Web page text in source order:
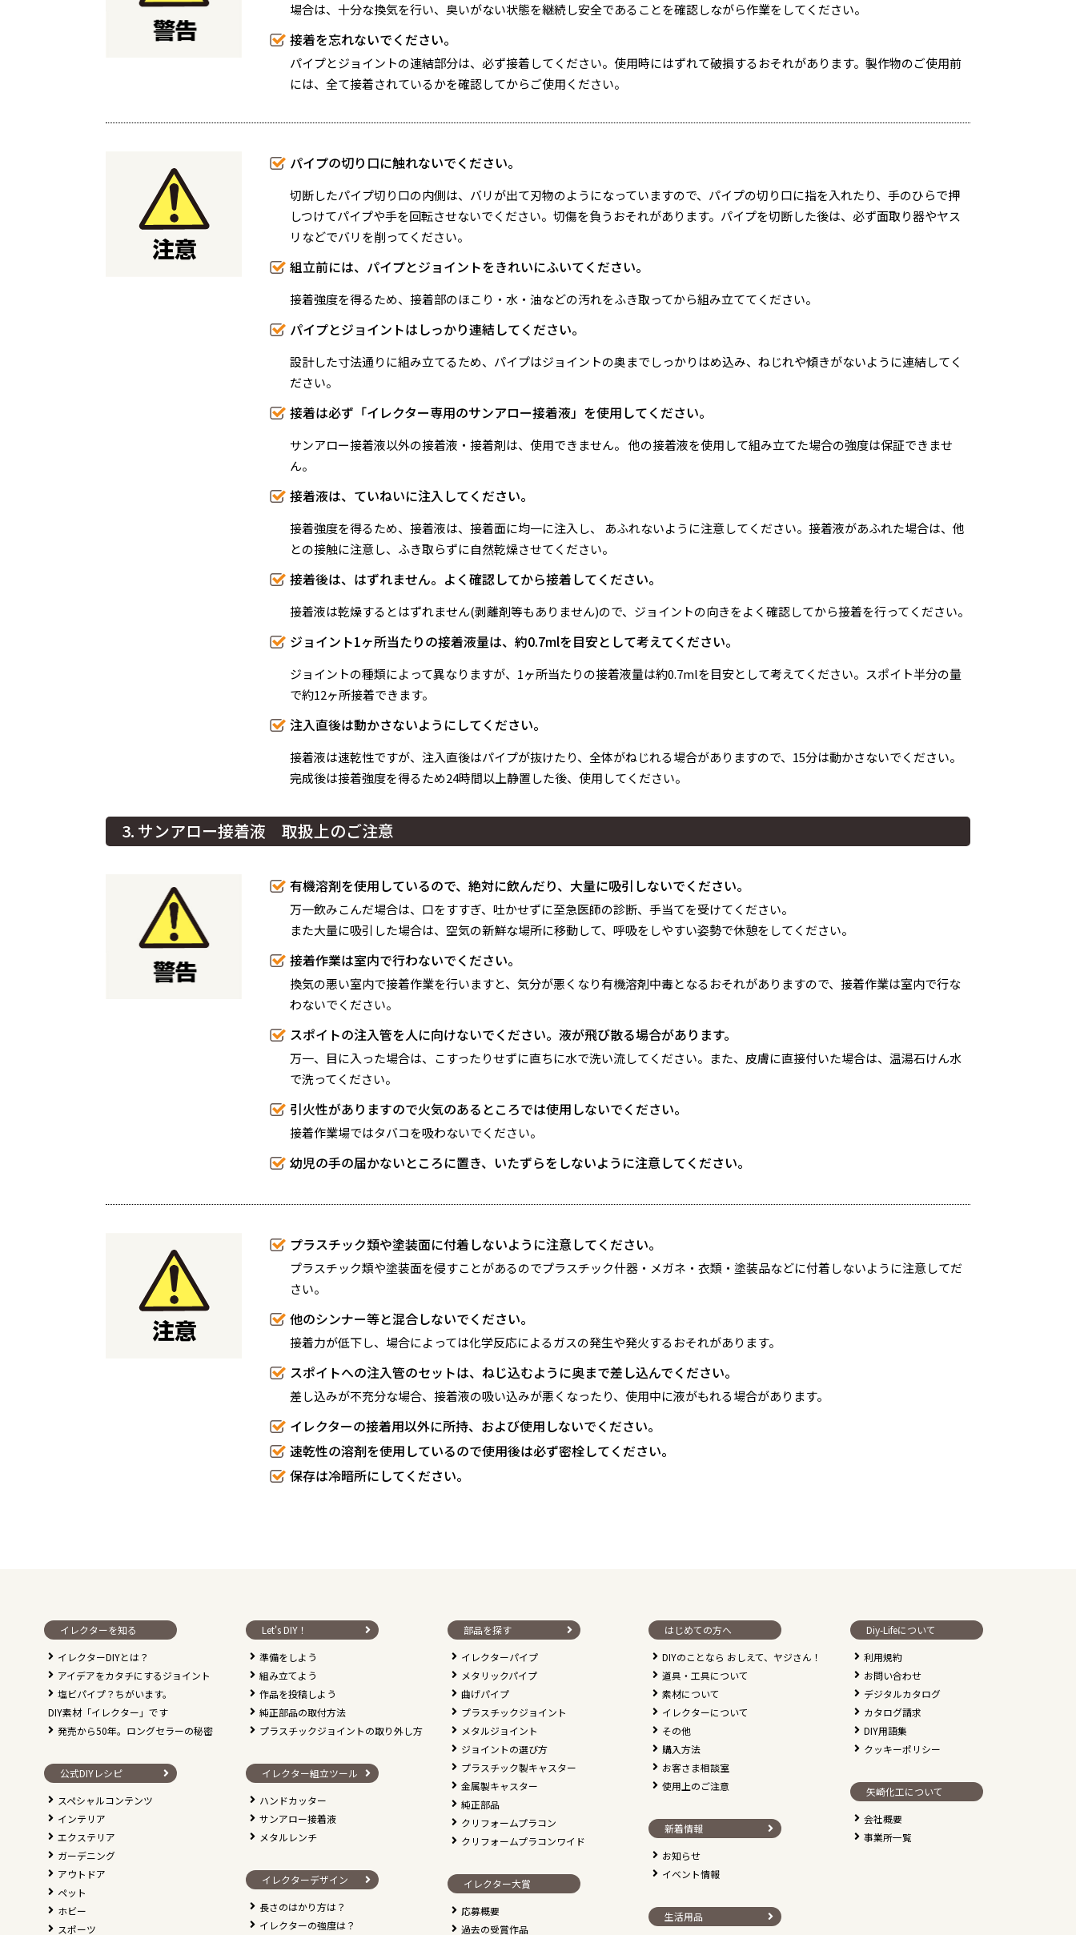
場合は、十分な換気を行い、臭いがない状態を継続し安全であることを確認しながら作業をしてください。
接着を忘れないでください。
パイプとジョイントの連結部分は、必ず接着してください。使用時にはずれて破損するおそれがあります。製作物のご使用前
には、全て接着されているかを確認してからご使用ください。
パイプの切り口に触れないでください。
切断したパイプ切り口の内側は、バリが出て刃物のようになっていますので、パイプの切り口に指を入れたり、手のひらで押
しつけてパイプや手を回転させないでください。切傷を負うおそれがあります。パイプを切断した後は、必ず面取り器やヤス
リなどでバリを削ってください。
組立前には、パイプとジョイントをきれいにふいてください。
接着強度を得るため、接着部のほこり・水・油などの汚れをふき取ってから組み立ててください。
パイプとジョイントはしっかり連結してください。
設計した寸法通りに組み立てるため、パイプはジョイントの奥までしっかりはめ込み、ねじれや傾きがないように連結してく
ださい。
接着は必ず「イレクター専用のサンアロー接着液」を使用してください。
サンアロー接着液以外の接着液・接着剤は、使用できません。 他の接着液を使用して組み立てた場合の強度は保証できませ
ん。
接着液は、ていねいに注入してください。
接着強度を得るため、接着液は、接着面に均一に注入し、 あふれないように注意してください。接着液があふれた場合は、他
との接触に注意し、ふき取らずに自然乾燥させてください。
接着後は、はずれません。よく確認してから接着してください。
接着液は乾燥するとはずれません(剥離剤等もありません)ので、ジョイントの向きをよく確認してから接着を行ってください。
ジョイント1ヶ所当たりの接着液量は、約0.7mlを目安として考えてください。
ジョイントの種類によって異なりますが、1ヶ所当たりの接着液量は約0.7mlを目安として考えてください。スポイト半分の量
で約12ヶ所接着できます。
注入直後は動かさないようにしてください。
接着液は速乾性ですが、注入直後はパイプが抜けたり、全体がねじれる場合がありますので、15分は動かさないでください。
完成後は接着強度を得るため24時間以上静置した後、使用してください。
3. サンアロー接着液 取扱上のご注意
有機溶剤を使用しているので、絶対に飲んだり、大量に吸引しないでください。
万一飲みこんだ場合は、口をすすぎ、吐かせずに至急医師の診断、手当てを受けてください。
また大量に吸引した場合は、空気の新鮮な場所に移動して、呼吸をしやすい姿勢で休憩をしてください。
接着作業は室内で行わないでください。
換気の悪い室内で接着作業を行いますと、気分が悪くなり有機溶剤中毒となるおそれがありますので、接着作業は室内で行な
わないでください。
スポイトの注入管を人に向けないでください。液が飛び散る場合があります。
万一、目に入った場合は、こすったりせずに直ちに水で洗い流してください。また、皮膚に直接付いた場合は、温湯石けん水
で洗ってください。
引火性がありますので火気のあるところでは使用しないでください。
接着作業場ではタバコを吸わないでください。
幼児の手の届かないところに置き、いたずらをしないように注意してください。
プラスチック類や塗装面に付着しないように注意してください。
プラスチック類や塗装面を侵すことがあるのでプラスチック什器・メガネ・衣類・塗装品などに付着しないように注意してだ
さい。
他のシンナー等と混合しないでください。
接着力が低下し、場合によっては化学反応によるガスの発生や発火するおそれがあります。
スポイトへの注入管のセットは、ねじ込むように奥まで差し込んでください。
差し込みが不充分な場合、接着液の吸い込みが悪くなったり、使用中に液がもれる場合があります。
イレクターの接着用以外に所持、および使用しないでください。
速乾性の溶剤を使用しているので使用後は必ず密栓してください。
保存は冷暗所にしてください。
イレクターを知る
イレクターDIYとは？
アイデアをカタチにするジョイント
塩ビパイプ？ちがいます。
DIY素材「イレクター」です
発売から50年。ロングセラーの秘密
公式DIYレシピ
スペシャルコンテンツ
インテリア
エクステリア
ガーデニング
アウトドア
ペット
ホビー
スポーツ
Let's DIY！
準備をしよう
組み立てよう
作品を投稿しよう
純正部品の取付方法
プラスチックジョイントの取り外し方
イレクター組立ツール
ハンドカッター
サンアロー接着液
メタルレンチ
イレクターデザイン
長さのはかり方は？
イレクターの強度は？
部品を探す
イレクターパイプ
メタリックパイプ
曲げパイプ
プラスチックジョイント
メタルジョイント
ジョイントの選び方
プラスチック製キャスター
金属製キャスター
純正部品
クリフォームプラコン
クリフォームプラコンワイド
イレクター大賞
応募概要
過去の受賞作品
はじめての方へ
DIYのことなら おしえて、ヤジさん！
道具・工具について
素材について
イレクターについて
その他
購入方法
お客さま相談室
使用上のご注意
新着情報
お知らせ
イベント情報
生活用品
Diy-Lifeについて
利用規約
お問い合わせ
デジタルカタログ
カタログ請求
DIY用語集
クッキーポリシー
矢崎化工について
会社概要
事業所一覧